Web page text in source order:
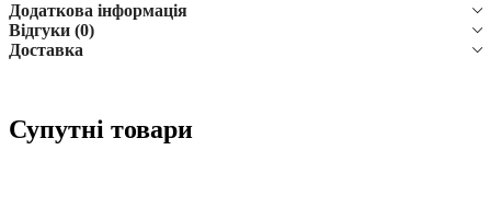
Додаткова інформація
Відгуки (0)
Доставка
Супутні товари